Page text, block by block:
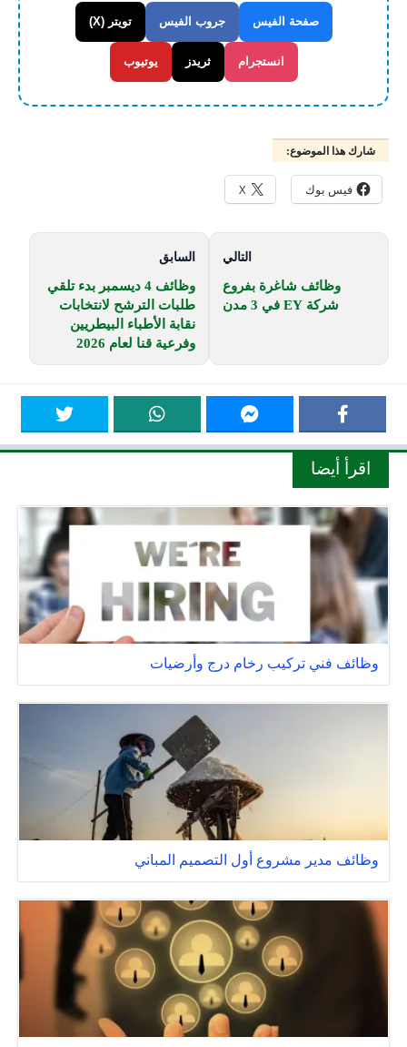
صفحة الفيس جروب الفيس تويتر (X)
انستجرام ثريدز يوتيوب
شارك هذا الموضوع:
فيس بوك X
التالي
وظائف شاغرة بفروع
شركة EY في 3 مدن
السابق
وظائف 4 ديسمبر بدء تلقي
طلبات الترشح لانتخابات
نقابة الأطباء البيطريين
وفرعية قنا لعام 2026
اقرأ أيضا
وظائف فني تركيب رخام درج وأرضيات
وظائف مدير مشروع أول التصميم المباني